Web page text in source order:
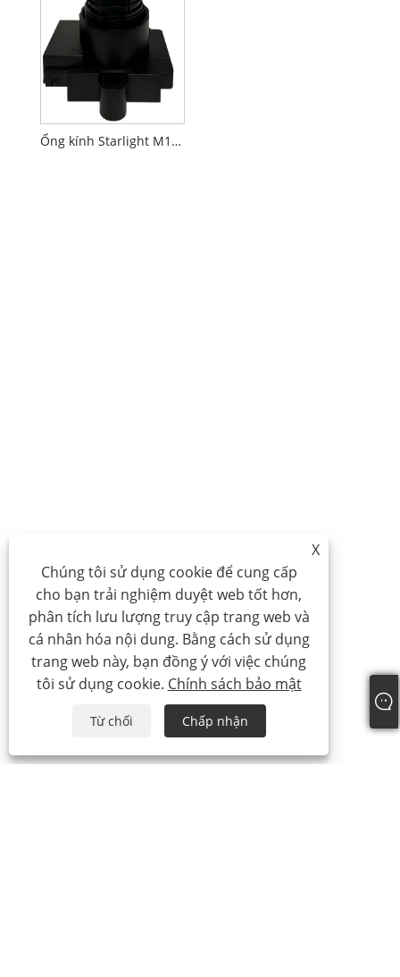
Ống kính Starlight M12 tiêu chuẩn 4mm
X
Chúng tôi sử dụng cookie để cung cấp
cho bạn trải nghiệm duyệt web tốt hơn,
phân tích lưu lượng truy cập trang web và
cá nhân hóa nội dung. Bằng cách sử dụng
trang web này, bạn đồng ý với việc chúng
tôi sử dụng cookie. Chính sách bảo mật
Từ chối Chấp nhận